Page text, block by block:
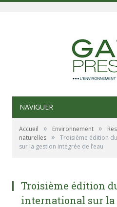
NAVIGUER
Accueil » Environnement »
naturelles »
Troisième édition
sur la gestion intégrée de l’eau
Troisième édition
international sur la